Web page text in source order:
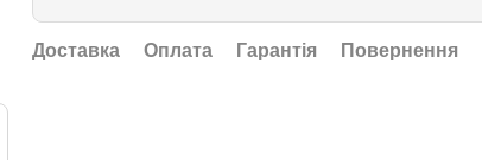
Доставка Оплата Гарантія Повернення